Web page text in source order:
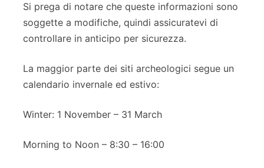
Si prega di notare che queste informazioni sono
soggette a modifiche, quindi assicuratevi di
controllare in anticipo per sicurezza.
La maggior parte dei siti archeologici segue un
calendario invernale ed estivo:
Winter: 1 November – 31 March
Morning to Noon – 8:30 – 16:00